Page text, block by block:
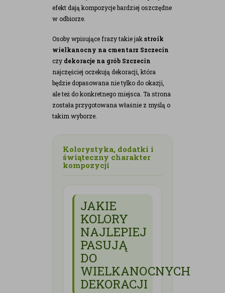
efekt dają kompozycje bardziej oszczędne
w odbiorze.
Osoby wpisujące frazy takie jakstroik
wielkanocny na cmentarz Szczecin
czy dekoracje na grób Szczecin
najczęściej oczekują dekoracji, która
będzie dopasowana nie tylko do okazji,
ale też do konkretnego miejsca. Ta strona
została przygotowana właśnie z myślą o
takim wyborze.
Kolorystyka, dodatki i
świąteczny charakter
kompozycji
JAKIE
KOLORY
NAJLEPIEJ
PASUJĄ
DO
WIELKANOCNYCH
DEKORACJI